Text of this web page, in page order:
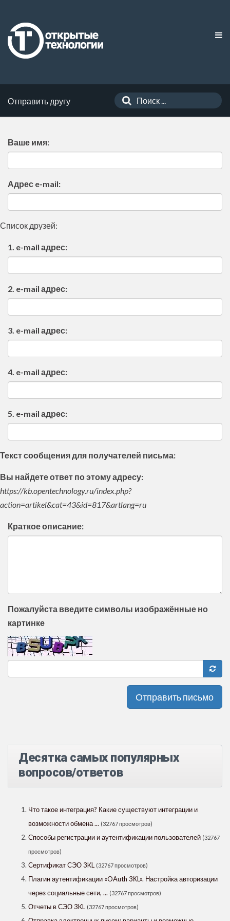
Отправить другу
Ваше имя:
Адрес e-mail:
Список друзей:
1. e-mail адрес:
2. e-mail адрес:
3. e-mail адрес:
4. e-mail адрес:
5. e-mail адрес:
Текст сообщения для получателей письма:
Вы найдете ответ по этому адресу:
https://kb.opentechnology.ru/index.php?
action=artikel&cat=43&id=817&artlang=ru
Краткое описание:
Пожалуйста введите символы изображённые но
картинке
Отправить письмо
Десятка самых популярных
вопросов/ответов
Что такое интеграция? Какие существуют интеграции и
возможности обмена ... (32767 просмотров)
Способы регистрации и аутентификации пользователей (32767
просмотров)
Сертификат СЭО 3KL (32767 просмотров)
Плагин аутентификации «OAuth 3КL». Настройка авторизации
через социальные сети, ... (32767 просмотров)
Отчеты в СЭО 3KL (32767 просмотров)